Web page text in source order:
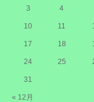
« 12月
3 4
10 11
17 18
24 25
31